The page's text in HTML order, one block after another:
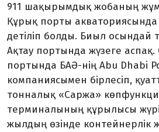
911 шақырым­дық жобаның
Құрық порты акваториясында
детіліп болды. Биыл осындай
Ақтау портында жүзеге
портында БАӘ-нің Abu Dhabi
компаниясымен бірлесіп,
тонналық «Саржа»
терминалының құрылысы
жылдың өзінде контейнерлік